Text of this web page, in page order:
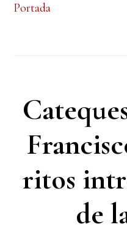
Portada
ritos
de